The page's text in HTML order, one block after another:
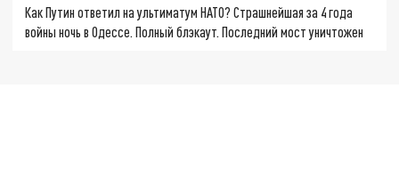
Как Путин ответил на ультиматум НАТО? Страшнейшая за 4 года
войны ночь в Одессе. Полный блэкаут. Последний мост уничтожен